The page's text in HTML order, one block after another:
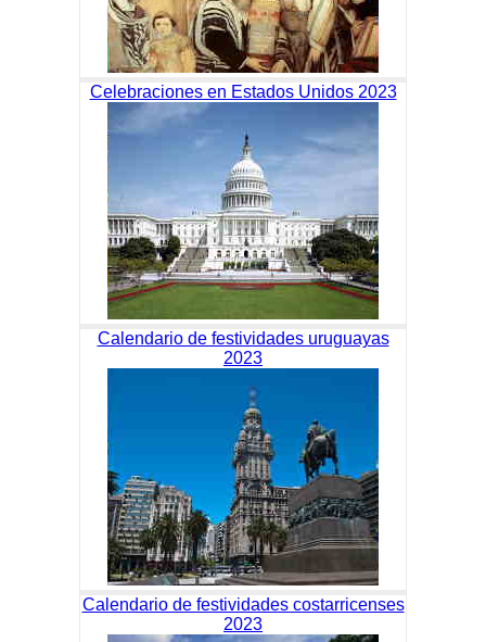
Celebraciones en Estados Unidos 2023
Calendario de festividades uruguayas
2023
Calendario de festividades costarricenses
2023